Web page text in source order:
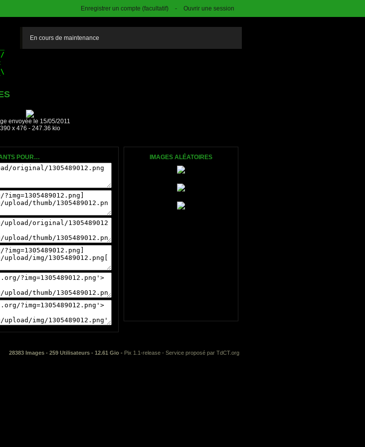
Enregistrer un compte (facultatif) - Ouvrir une session
En cours de maintenance
envoyée le 15/05/2011
390 x 476 - 247.36 kio
POUR…
IMAGES ALÉATOIRES
28383 Images - 259 Utilisateurs - 12.61 Gio - Pix 1.1-release - Service proposé par TdCT.org